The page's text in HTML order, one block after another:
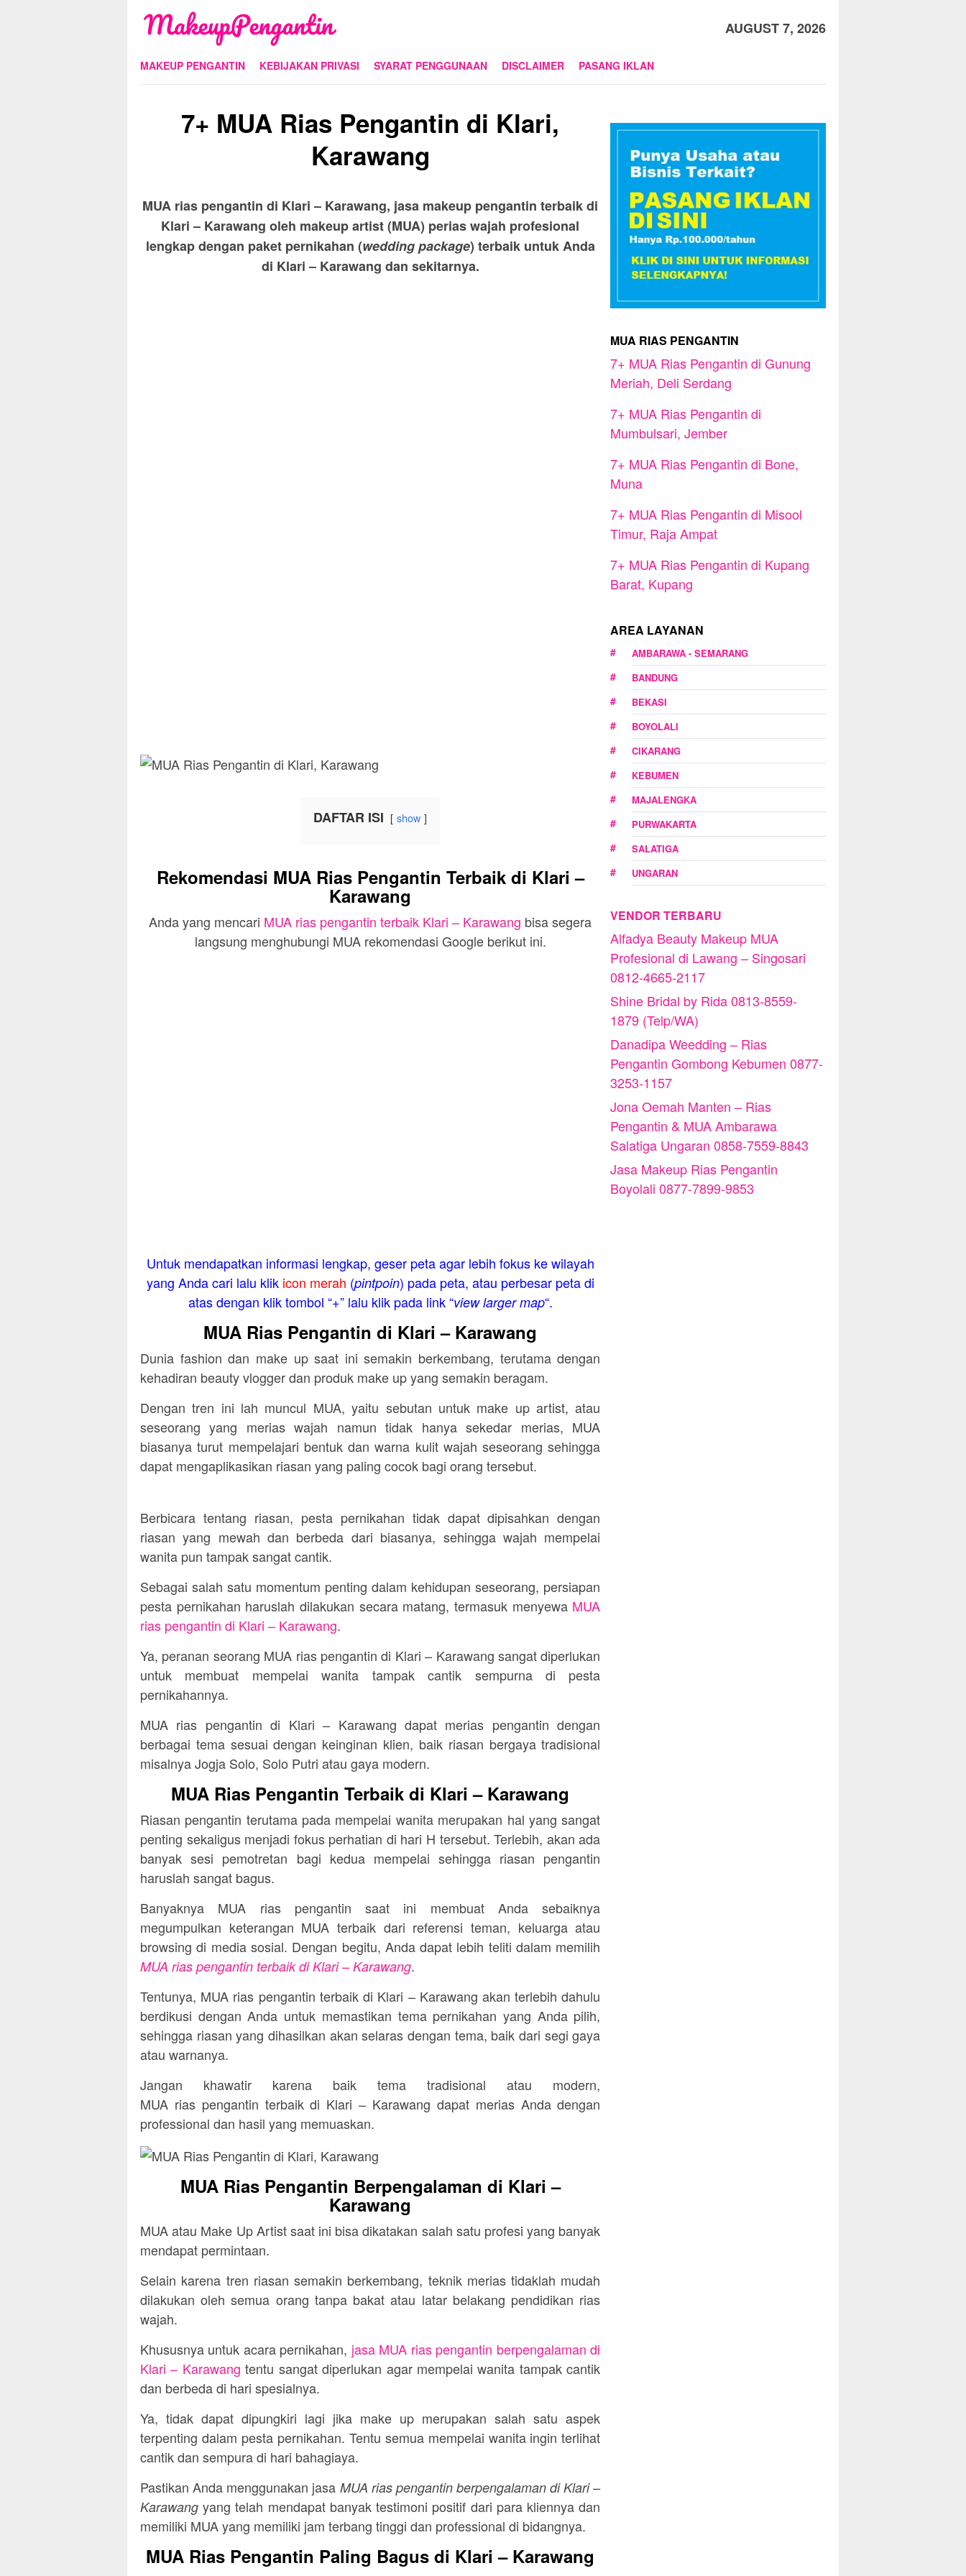
Skip
AUGUST 7, 2026
MAKEUP PENGANTIN KEBIJAKAN PRIVASI SYARAT PENGGUNAAN DISCLAIMER PASANG IKLAN
7+ MUA Rias Pengantin di Klari,
Karawang
MUA rias pengantin di Klari – Karawang, jasa makeup pengantin terbaik di
Klari – Karawang oleh makeup artist (MUA) perias wajah profesional
lengkap dengan paket pernikahan (wedding package) terbaik untuk Anda
di Klari – Karawang dan sekitarnya.
DAFTAR ISI show
Rekomendasi MUA Rias Pengantin Terbaik di Klari –
Karawang
Anda yang mencari MUA rias pengantin terbaik Klari – Karawang bisa segera
langsung menghubungi MUA rekomendasi Google berikut ini.
Untuk mendapatkan informasi lengkap, geser peta agar lebih fokus ke wilayah
yang Anda cari lalu klik icon merah (pintpoin) pada peta, atau perbesar peta di
atas dengan klik tombol “+” lalu klik pada link “view larger map“.
MUA Rias Pengantin di Klari – Karawang
Dunia fashion dan make up saat ini semakin berkembang, terutama dengan
kehadiran beauty vlogger dan produk make up yang semakin beragam.
Dengan tren ini lah muncul MUA, yaitu sebutan untuk make up artist, atau
seseorang yang merias wajah namun tidak hanya sekedar merias, MUA
biasanya turut mempelajari bentuk dan warna kulit wajah seseorang sehingga
dapat mengaplikasikan riasan yang paling cocok bagi orang tersebut.
Berbicara tentang riasan, pesta pernikahan tidak dapat dipisahkan dengan
riasan yang mewah dan berbeda dari biasanya, sehingga wajah mempelai
wanita pun tampak sangat cantik.
Sebagai salah satu momentum penting dalam kehidupan seseorang, persiapan
pesta pernikahan haruslah dilakukan secara matang, termasuk menyewa MUA
rias pengantin di Klari – Karawang.
Ya, peranan seorang MUA rias pengantin di Klari – Karawang sangat diperlukan
untuk membuat mempelai wanita tampak cantik sempurna di pesta
pernikahannya.
MUA rias pengantin di Klari – Karawang dapat merias pengantin dengan
berbagai tema sesuai dengan keinginan klien, baik riasan bergaya tradisional
misalnya Jogja Solo, Solo Putri atau gaya modern.
MUA Rias Pengantin Terbaik di Klari – Karawang
Riasan pengantin terutama pada mempelai wanita merupakan hal yang sangat
penting sekaligus menjadi fokus perhatian di hari H tersebut. Terlebih, akan ada
banyak sesi pemotretan bagi kedua mempelai sehingga riasan pengantin
haruslah sangat bagus.
Banyaknya MUA rias pengantin saat ini membuat Anda sebaiknya
megumpulkan keterangan MUA terbaik dari referensi teman, keluarga atau
browsing di media sosial. Dengan begitu, Anda dapat lebih teliti dalam memilih
MUA rias pengantin terbaik di Klari – Karawang.
Tentunya, MUA rias pengantin terbaik di Klari – Karawang akan terlebih dahulu
berdikusi dengan Anda untuk memastikan tema pernikahan yang Anda pilih,
sehingga riasan yang dihasilkan akan selaras dengan tema, baik dari segi gaya
atau warnanya.
Jangan khawatir karena baik tema tradisional atau modern,
MUA rias pengantin terbaik di Klari – Karawang dapat merias Anda dengan
professional dan hasil yang memuaskan.
MUA Rias Pengantin Berpengalaman di Klari –
Karawang
MUA atau Make Up Artist saat ini bisa dikatakan salah satu profesi yang banyak
mendapat permintaan.
Selain karena tren riasan semakin berkembang, teknik merias tidaklah mudah
dilakukan oleh semua orang tanpa bakat atau latar belakang pendidikan rias
wajah.
Khususnya untuk acara pernikahan, jasa MUA rias pengantin berpengalaman di
Klari – Karawang tentu sangat diperlukan agar mempelai wanita tampak cantik
dan berbeda di hari spesialnya.
Ya, tidak dapat dipungkiri lagi jika make up merupakan salah satu aspek
terpenting dalam pesta pernikahan. Tentu semua mempelai wanita ingin terlihat
cantik dan sempura di hari bahagiaya.
Pastikan Anda menggunakan jasa MUA rias pengantin berpengalaman di Klari –
Karawang yang telah mendapat banyak testimoni positif dari para kliennya dan
memiliki MUA yang memiliki jam terbang tinggi dan professional di bidangnya.
MUA Rias Pengantin Paling Bagus di Klari – Karawang
MUA RIAS PENGANTIN
7+ MUA Rias Pengantin di Gunung
Meriah, Deli Serdang
7+ MUA Rias Pengantin di
Mumbulsari, Jember
7+ MUA Rias Pengantin di Bone,
Muna
7+ MUA Rias Pengantin di Misool
Timur, Raja Ampat
7+ MUA Rias Pengantin di Kupang
Barat, Kupang
AREA LAYANAN
AMBARAWA - SEMARANG
BANDUNG
BEKASI
BOYOLALI
CIKARANG
KEBUMEN
MAJALENGKA
PURWAKARTA
SALATIGA
UNGARAN
VENDOR TERBARU
Alfadya Beauty Makeup MUA
Profesional di Lawang – Singosari
0812-4665-2117
Shine Bridal by Rida 0813-8559-
1879 (Telp/WA)
Danadipa Weedding – Rias
Pengantin Gombong Kebumen 0877-
3253-1157
Jona Oemah Manten – Rias
Pengantin & MUA Ambarawa
Salatiga Ungaran 0858-7559-8843
Jasa Makeup Rias Pengantin
Boyolali 0877-7899-9853